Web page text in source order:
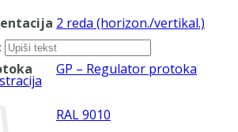
2 reda (horizon./vertikal.)
GP – Regulator protoka
RAL 9010